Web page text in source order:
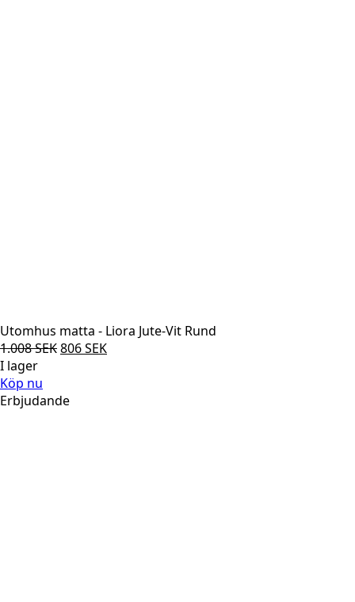
Utomhus matta - Liora Jute-Vit Rund
1.008SEKDet
var:
806SEKDet
I lager
Köp nu
Erbjudande